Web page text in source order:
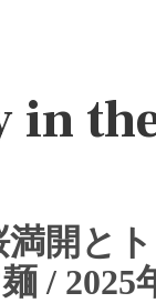
in
満開と
/ 2025